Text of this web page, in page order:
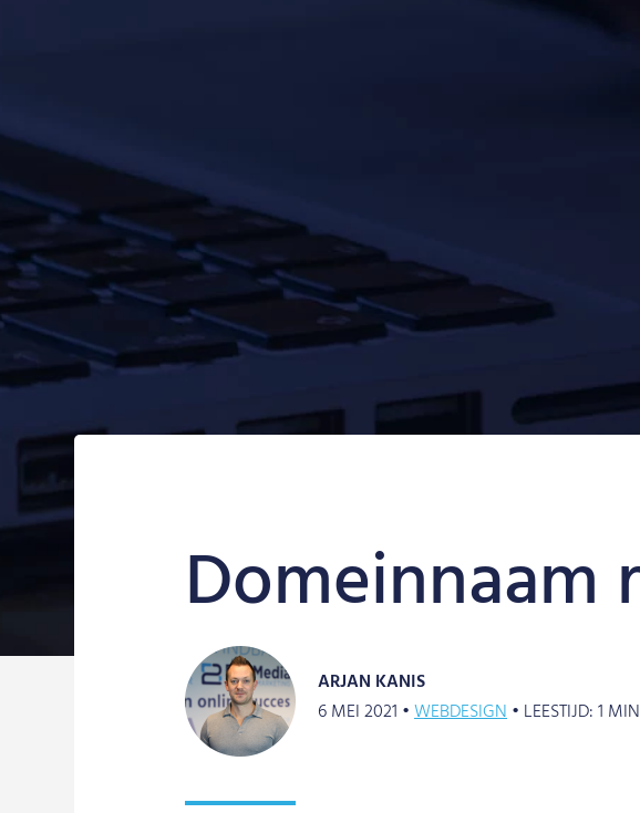
Domeinnaam
ARJAN KANIS
6 MEI 2021 •WEBDESIGN• LEESTIJD:1